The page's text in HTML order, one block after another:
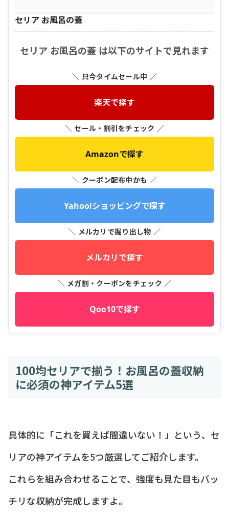
セリア お風呂の蓋
セリア お風呂の蓋 は以下のサイトで見れます
＼ 只今タイムセール中 ／
楽天で探す
＼ セール・割引をチェック ／
Amazonで探す
＼ クーポン配布中かも ／
Yahoo!ショッピングで探す
＼ メルカリで掘り出し物 ／
メルカリで探す
＼ メガ割・クーポンをチェック ／
Qoo10で探す
100均セリアで揃う！お風呂の蓋収納
に必須の神アイテム5選
具体的に「これを買えば間違いない！」という、セ
リアの神アイテムを5つ厳選してご紹介します。
これらを組み合わせることで、強度も見た目もバッ
チリな収納が完成しますよ。